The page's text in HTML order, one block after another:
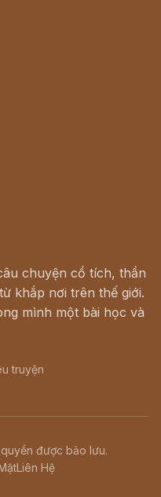
chuyện cổ tích, thần
khắp nơi trên thế giới.
mình một bài học và
truyện
được bảo lưu.
Liên Hệ